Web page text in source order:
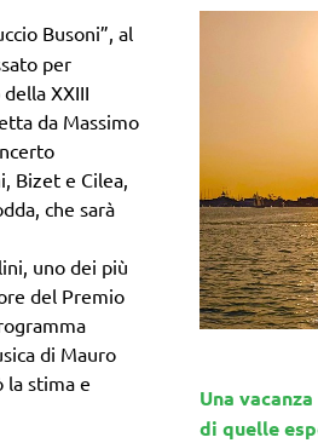
Busoni”, al
per
XXIII
da Massimo
Bizet e Cilea,
che sarà
uno dei più
del Premio
di Mauro
la stima e
Una
di quelle